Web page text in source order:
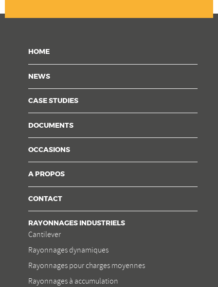
HOME
NEWS
CASE STUDIES
DOCUMENTS
OCCASIONS
A PROPOS
CONTACT
RAYONNAGES INDUSTRIELS
Cantilever
Rayonnages dynamiques
Rayonnages pour charges moyennes
Rayonnages à accumulation